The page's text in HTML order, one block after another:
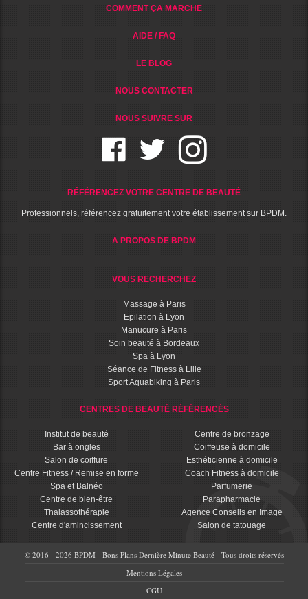
COMMENT ÇA MARCHE
AIDE / FAQ
LE BLOG
NOUS CONTACTER
NOUS SUIVRE SUR
RÉFÉRENCEZ VOTRE CENTRE DE BEAUTÉ
Professionnels, référencez gratuitement votre établissement sur BPDM.
A PROPOS DE BPDM
VOUS RECHERCHEZ
Massage à Paris
Epilation à Lyon
Manucure à Paris
Soin beauté à Bordeaux
Spa à Lyon
Séance de Fitness à Lille
Sport Aquabiking à Paris
CENTRES DE BEAUTÉ RÉFÉRENCÉS
Institut de beauté
Bar à ongles
Salon de coiffure
Centre Fitness / Remise en forme
Spa et Balnéo
Centre de bien-être
Thalassothérapie
Centre d'amincissement
Centre de bronzage
Coiffeuse à domicile
Esthéticienne à domicile
Coach Fitness à domicile
Parfumerie
Parapharmacie
Agence Conseils en Image
Salon de tatouage
© 2016 - 2026 BPDM - Bons Plans Dernière Minute Beauté - Tous droits réservés
Mentions Légales
CGU